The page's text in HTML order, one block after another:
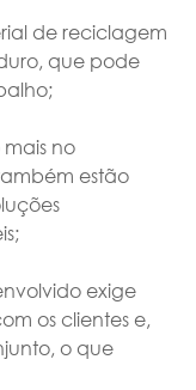
de reciclagem
que pode
no
estão
exige
os clientes e,
o que